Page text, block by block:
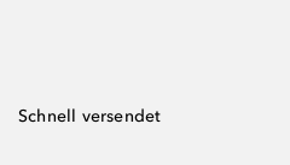
Schnell versendet